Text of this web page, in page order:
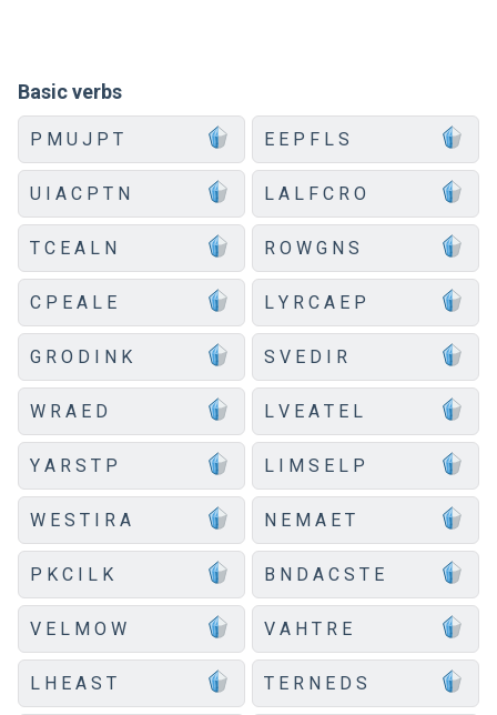
Basic verbs
P M U J P T E E P F L S
U I A C P T N L A L F C R O
T C E A L N R O W G N S
C P E A L E L Y R C A E P
G R O D I N K S V E D I R
W R A E D L V E A T E L
Y A R S T P L I M S E L P
W E S T I R A N E M A E T
P K C I L K B N D A C S T E
V E L M O W V A H T R E
L H E A S T T E R N E D S